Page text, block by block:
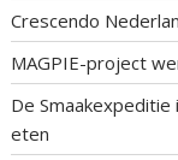
Crescendo
MAGPIE-project
De
eten